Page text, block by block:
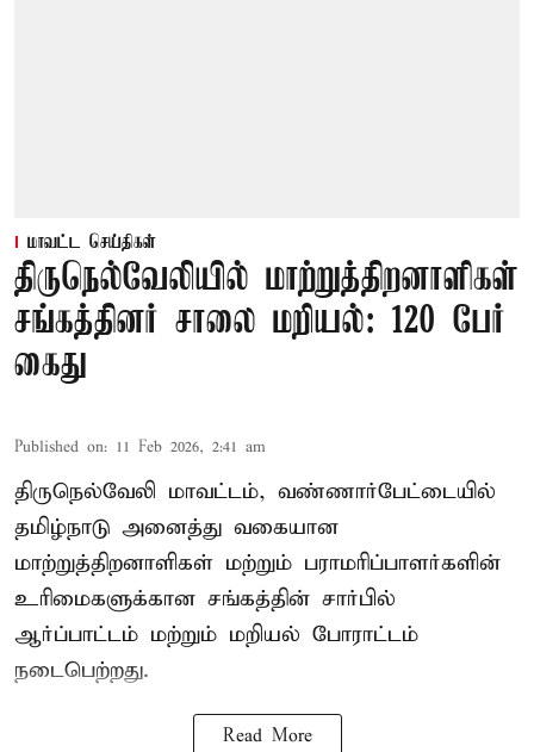
மாவட்ட செய்திகள்
திருநெல்வேலியில் மாற்றுத்திறனாளிகள்
சங்கத்தினர் சாலை மறியல்: 120 பேர்
கைது
Published on: 11 Feb 2026, 2:41 am
திருநெல்வேலி மாவட்டம், வண்ணார்பேட்டையில்
தமிழ்நாடு அனைத்து வகையான
மாற்றுத்திறனாளிகள் மற்றும் பராமரிப்பாளர்களின்
உரிமைகளுக்கான சங்கத்தின் சார்பில்
ஆர்ப்பாட்டம் மற்றும் மறியல் போராட்டம்
நடைபெற்றது.
Read More